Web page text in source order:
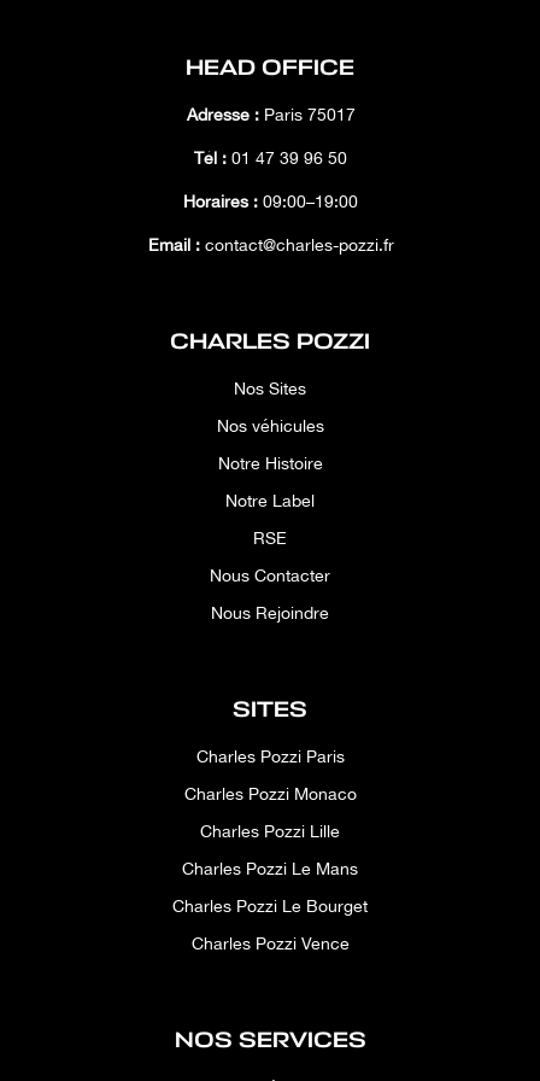
HEAD OFFICE
Adresse :Paris 75017
Tél : 01 47 39 96 50
Horaires : 09:00–19:00
Email :contact@charles-pozzi.fr
CHARLES POZZI
Nos Sites
Nos véhicules
Notre Histoire
Notre Label
RSE
Nous Contacter
Nous Rejoindre
SITES
Charles Pozzi Paris
Charles Pozzi Monaco
Charles Pozzi Lille
Charles Pozzi Le Mans
Charles Pozzi Le Bourget
Charles Pozzi Vence
NOS SERVICES